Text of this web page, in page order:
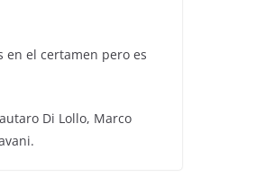
en el certamen pero es
Di Lollo, Marco